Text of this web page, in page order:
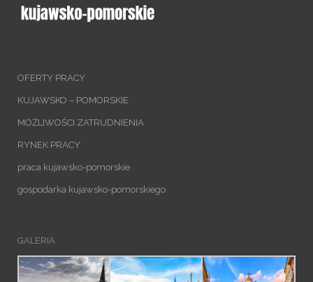
OFERTY PRACY
KUJAWSKO – POMORSKIE
MOŻLIWOŚCI ZATRUDNIENIA
RYNEK PRACY
praca kujawsko-pomorskie
gospodarka kujawsko-pomorskiego
GALERIA